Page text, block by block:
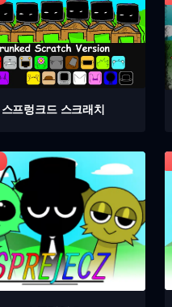
스프렁크드 스크래치